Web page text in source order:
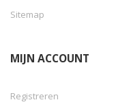
Sitemap
MIJN ACCOUNT
Registreren